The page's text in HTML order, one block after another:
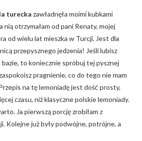
turecka zawładnęła moimi kubkami
nią otrzymałam od pani Renaty, mojej
od wielu lat mieszka w Turcji. Jest dla
przepysznego jedzenia! Jeśli lubisz
to koniecznie spróbuj tej pysznej
pragnienie, co do tego nie mam
na tę lemoniadę jest dość prosty,
czasu, niż klasyczne polskie lemoniady.
Ja pierwszą porcję zrobiłam z
Kolejne już były podwójne, potrójne, a